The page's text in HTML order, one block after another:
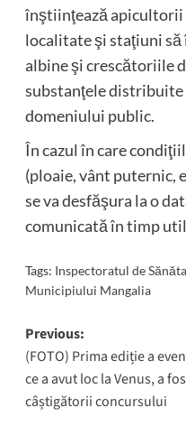
înştiinţează
localitate şi staţiuni
albine şi crescătoriile
substanţele distribuite
domeniului public.
În cazul în care
(ploaie, vânt puternic,
se va desfăşura la o
comunicată în timp
Tags: Inspectoratul de
Municipiului Mangalia
Post
navigation
Previous:
(FOTO) Prima ediție a
ce a avut loc la Venus, a
câștigătorii concursului